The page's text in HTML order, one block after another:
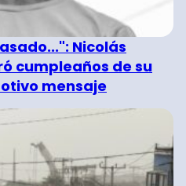
Nicolás
cumpleaños de su
mensaje